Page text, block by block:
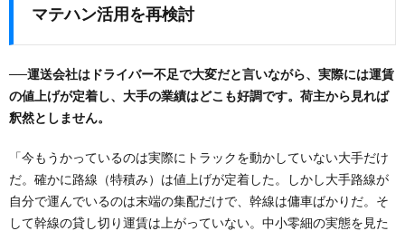
マテハン活用を再検討
──運送会社はドライバー不足で大変だと言いながら、実際には運賃
の値上げが定着し、大手の業績はどこも好調です。荷主から見れば
釈然としません。
「今もうかっているのは実際にトラックを動かしていない大手だけ
だ。確かに路線（特積み）は値上げが定着した。しかし大手路線が
自分で運んでいるのは末端の集配だけで、幹線は傭車ばかりだ。そ
して幹線の貸し切り運賃は上がっていない。中小零細の実態を見た